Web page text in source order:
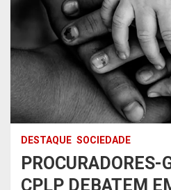
DESTAQUE SOCIEDADE
PROCURADORES-
CPLP DEBATEM